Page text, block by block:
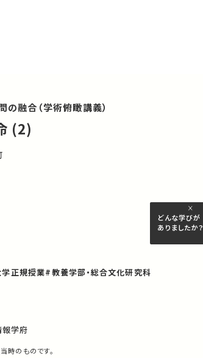
融合（学術俯瞰講義）
(2)
どんな学びが
ありましたか？
正規授業#教養学部・総合文化研究科
報学府
時のものです。